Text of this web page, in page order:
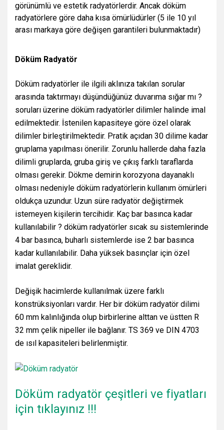
görünümlü ve estetik radyatörlerdir. Ancak döküm
radyatörlere göre daha kısa ömürlüdürler (5 ile 10 yıl
arası markaya göre değişen garantileri bulunmaktadır)
Döküm Radyatör
Döküm radyatörler ile ilgili aklınıza takılan sorular
arasında taktırmayı düşündüğünüz duvarıma sığar mı ?
soruları üzerine döküm radyatörler dilimler halinde imal
edilmektedir. İstenilen kapasiteye göre özel olarak
dilimler birleştirilmektedir. Pratik açıdan 30 dilime kadar
gruplama yapılması önerilir. Zorunlu hallerde daha fazla
dilimli gruplarda, gruba giriş ve çıkış farklı taraflarda
olması gerekir. Dökme demirin korozyona dayanaklı
olması nedeniyle döküm radyatörlerin kullanım ömürleri
oldukça uzundur. Uzun süre radyatör değiştirmek
istemeyen kişilerin tercihidir. Kaç bar basınca kadar
kullanılabilir ? döküm radyatörler sıcak su sistemlerinde
4 bar basınca, buharlı sistemlerde ise 2 bar basınca
kadar kullanılabilir. Daha yüksek basınçlar için özel
imalat gereklidir.
Değişik hacimlerde kullanılmak üzere farklı
konstrüksiyonları vardır. Her bir döküm radyatör dilimi
60 mm kalınlığında olup birbirlerine alttan ve üstten R
32 mm çelik nipeller ile bağlanır. TS 369 ve DIN 4703
de ısıl kapasiteleri belirlenmiştir.
Döküm radyatör çeşitleri ve fiyatları
için tıklayınız !!!